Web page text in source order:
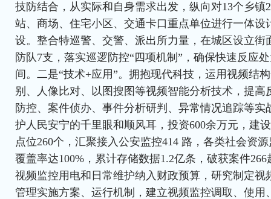
技防结合，从实际和自身需求出发，纵向对13个乡镇
站、商场、住宅小区、交通卡口重点单位进行一体设
设。整合特巡警、交警、派出所力量，在城区设立街
防队7支，落实巡逻防控“四项机制”，确保快速反应
间。二是“技术+应用”。拥抱现代科技，运用视频结
别、人像比对、以图搜图等视频智能分析技术，提高
防控、案件侦办、事件分析研判、异常情况追踪等
护人民安宁的千里眼和顺风耳，投资600余万元，建
点位260个，汇聚接入公安监控414 路，各类社会资
覆盖率达100%，累计存储数据1.2亿条，破获案件
视频监控用电和日常维护纳入财政预算，研究制定视
管理实施方案、运行机制，建立视频监控调取、使用